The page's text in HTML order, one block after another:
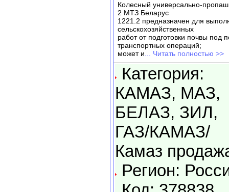
Колесный универсально-
2 МТЗ Беларус
1221.2 предназначен для
сельскохозяйственных
работ от подготовки почвы под
транспортных операций;
может и ... Читать полностью >>
Категория:
КАМАЗ, МАЗ,
БЕЛАЗ, ЗИЛ,
ГАЗ/КАМАЗ/
Камаз
Регион: